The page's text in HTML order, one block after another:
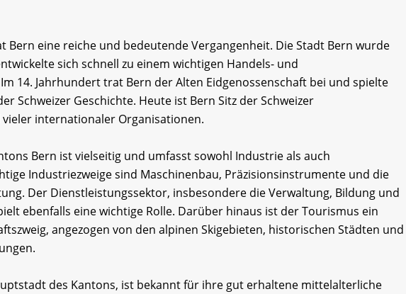
Bern eine reiche und bedeutende Vergangenheit. Die Stadt Bern wurde
sich schnell zu einem wichtigen Handels- und
14. Jahrhundert trat Bern der Alten Eidgenossenschaft bei und spielte
Schweizer Geschichte. Heute ist Bern Sitz der Schweizer
internationaler Organisationen.
Bern ist vielseitig und umfasst sowohl Industrie als auch
Industriezweige sind Maschinenbau, Präzisionsinstrumente und die
Der Dienstleistungssektor, insbesondere die Verwaltung, Bildung und
ebenfalls eine wichtige Rolle. Darüber hinaus ist der Tourismus ein
angezogen von den alpinen Skigebieten, historischen Städten und
des Kantons, ist bekannt für ihre gut erhaltene mittelalterliche